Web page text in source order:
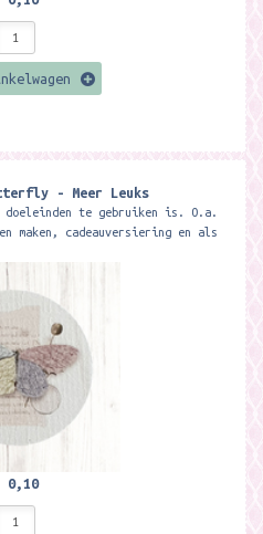
- Meer Leuks
te gebruiken is. O.a.
maken, cadeauversiering en als
0,10